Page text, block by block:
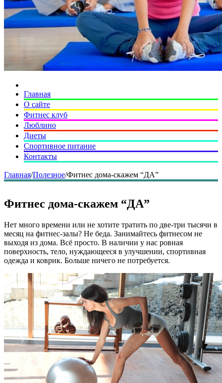
Главная
О сайте
Фитнес клуб
Люблино
Диеты
Спортивное питание
Контакты
Главная/Полезное/Фитнес дома-скажем “ДА”
Фитнес дома-скажем “ДА”
Нет много времени или не хотите тратить по две-три тысячи в
месяц на фитнес-залы? Не беда. Занимайтесь фитнесом не
выходя из дома. Всё просто. В наличии у нас ровная
поверхность, тело, нуждающееся в улучшении, спортивная
одежда и коврик. Больше ничего не потребуется.